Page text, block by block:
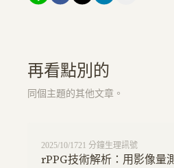
再看點別的
同個主題的其他文章。
2025/10/1721 分鐘生理訊號
rPPG技術解析：用影像量